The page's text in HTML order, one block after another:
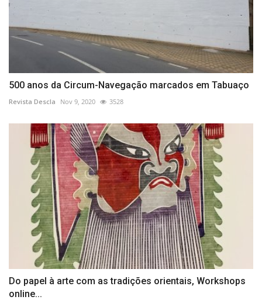
500 anos da Circum-Navegação marcados em Tabuaço
Revista Descla Nov 9, 2020 3528
Do papel à arte com as tradições orientais, Workshops
online...